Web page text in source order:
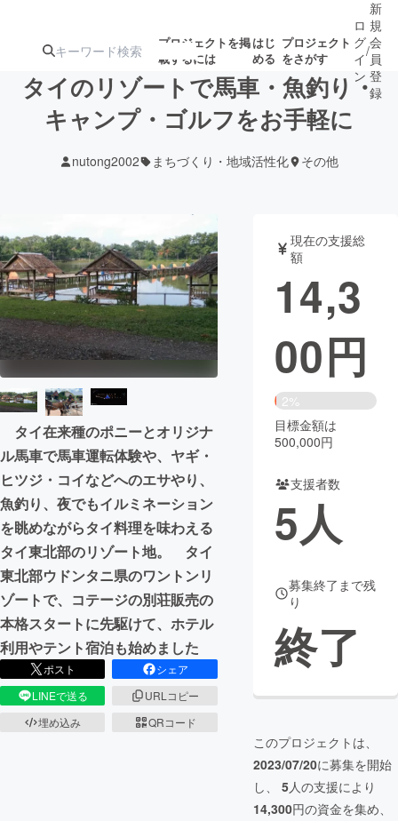
プロジェクトを掲
載するには
はじ
める
プロジェクト
をさがす
ターン
ジェクト
募集終了が近いプ
ロジェクト
もうすぐ公開
されます
アート・写真 音楽
テクノロジー・ガジェット ゲーム・
映像・映画 書籍・雑誌
ビジネス・起業 チャレンジ
まちづくり・地域活性化
CAMPFIRE for Social Good
CAMPFIRE Creation
CAMPFIREふるさと納税machi-ya コミュニティ
ロ
グ
イ
ン
/
新
規
会
員
登
録
タイのリゾートで馬車・魚釣り・
キャンプ・ゴルフをお手軽に
nutong2002 まちづくり・地域活性化 その他
タイ在来種のポニーとオリジナ
ル馬車で馬車運転体験や、ヤギ・
ヒツジ・コイなどへのエサやり、
魚釣り、夜でもイルミネーション
を眺めながらタイ料理を味わえる
タイ東北部のリゾート地。 タイ
東北部ウドンタニ県のワントンリ
ゾートで、コテージの別荘販売の
本格スタートに先駆けて、ホテル
利用やテント宿泊も始めました
ポスト
シェア
LINEで送る
URLコピー
埋め込み
QRコード
現在の支援総
額
14,3
00円
2%
目標金額は
500,000円
支援者数
5人
募集終了まで残
り
終了
このプロジェクトは、
2023/07/20に募集を開始
し、 5人の支援により
14,300円の資金を集め、